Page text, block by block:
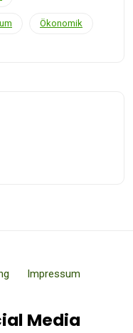
Ökonomik
Impressum
Media